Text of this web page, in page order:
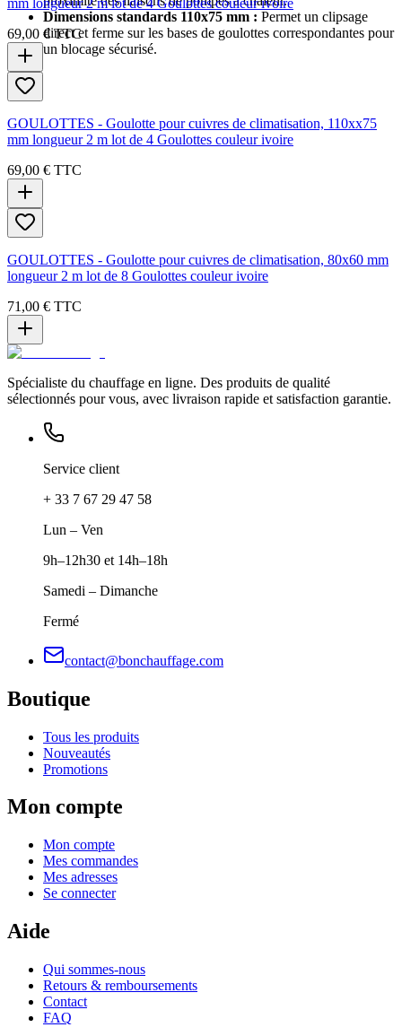
Dimensions standards 110x75 mm : Permet un clipsage
direct et ferme sur les bases de goulottes correspondantes pour
un blocage sécurisé.
69,00 € TTC
GOULOTTES - Goulotte pour cuivres de climatisation, 110xx75
mm longueur 2 m lot de 4 Goulottes couleur ivoire
69,00 € TTC
GOULOTTES - Goulotte pour cuivres de climatisation, 80x60 mm
longueur 2 m lot de 8 Goulottes couleur ivoire
71,00 € TTC
Spécialiste du chauffage en ligne. Des produits de qualité
sélectionnés pour vous, avec livraison rapide et satisfaction garantie.
Service client
+ 33 7 67 29 47 58
Lun – Ven
9h–12h30 et 14h–18h
Samedi – Dimanche
Fermé
contact@bonchauffage.com
Boutique
Tous les produits
Nouveautés
Promotions
Mon compte
Mon compte
Mes commandes
Mes adresses
Se connecter
Aide
Qui sommes-nous
Retours & remboursements
Contact
FAQ